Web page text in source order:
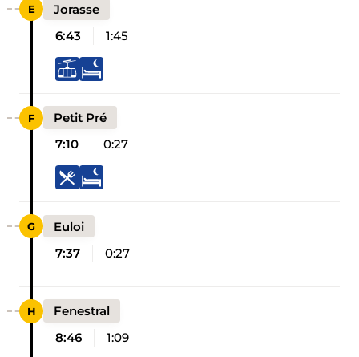
Jorasse
6:43
1:45
Petit Pré
7:10
0:27
Euloi
7:37
0:27
Fenestral
8:46
1:09